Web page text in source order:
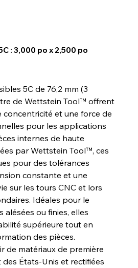
: 3,000 po x 2,500 po
5C de 76,2 mm (3
de Wettstein Tool™ offrent
concentricité et une force de
pour les applications
internes de haute
par Wettstein Tool™, ces
pour des tolérances
constante et une
sur les tours CNC et lors
Idéales pour le
alésées ou finies, elles
supérieure tout en
des pièces.
de matériaux de première
États-Unis et rectifiées